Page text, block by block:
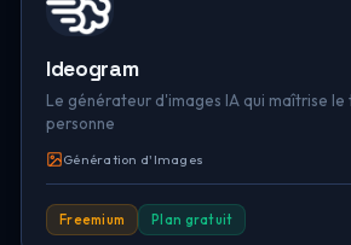
Ideogram
Le générateur d'images IA qui maîtrise
personne
Génération d'Images
Freemium Plan gratuit